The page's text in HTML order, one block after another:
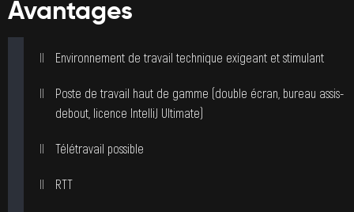
Avantages
Environnement de travail technique exigeant et stimulant
Poste de travail haut de gamme (double écran, bureau assis-
debout, licence IntelliJ Ultimate)
Télétravail possible
RTT